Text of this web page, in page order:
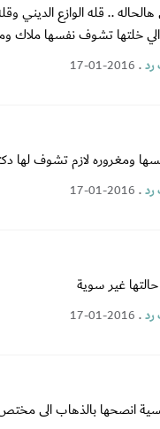
.. قله الوازع الديني
خلتها تشوف نفسها ملاك
.
17-01-2016
ومغروره لازم تشوف لها
.
17-01-2016
غير سوية
.
17-01-2016
انصحها بالذهاب الى